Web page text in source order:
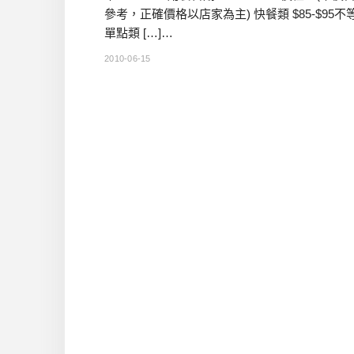
參考，正確價格以店家為主) 快餐類 $85-$95不
單點類 […]…
2010-06-15